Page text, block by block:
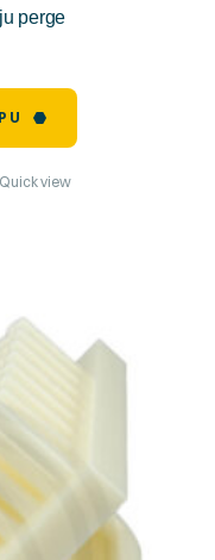
perge
Quick view